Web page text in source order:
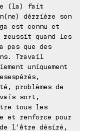
(la) fait
dérrière son
est connu et
reussit quand les
que des
Travail
uniquement
problèmes de
sort,
tous les
et renforce pour
l'être désiré,